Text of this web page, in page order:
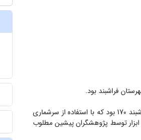
فراشبند بود.
روش‌شناسی پژوهش: روش این تحقیق توصیفی از نوع همبستگی بود.جامعه پژوهش کلیه دبیران مقطع متوسطه در شهرستان فراشبند 170 بود که با استفاده از سرشماری
توسط پژوهشگران پیشین مطلوب